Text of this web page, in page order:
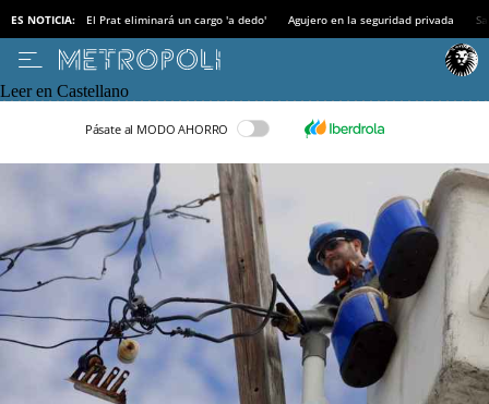
ES NOTICIA: El Prat eliminará un cargo 'a dedo' Agujero en la seguridad privada
Leer en Castellano
Pásate al MODO AHORRO